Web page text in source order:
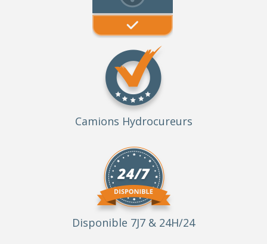
Camions Hydrocureurs
Disponible 7J7 & 24H/24